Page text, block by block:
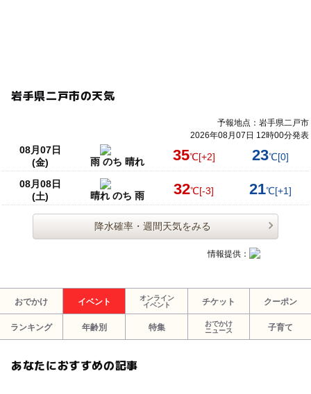
岩手県二戸市の天気
予報地点：岩手県二戸市
2026年08月07日 12時00分発表
08月07日
(金)
雨 のち 晴れ 35℃[+2] 23℃[0]
08月08日
(土)
晴れ のち 雨 32℃[-3] 21℃[+1]
降水確率・週間天気をみる
情報提供：
おでかけ イベント
オンライン
イベント
チケット クーポン
ランキング 年齢別 特集
おでかけ
ニュース
子育て
あなたにおすすめの記事